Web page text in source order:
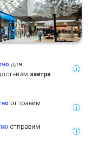
для
завтра
отправим
отправим